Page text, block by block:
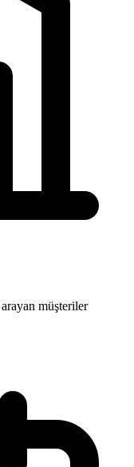
arayan müşteriler